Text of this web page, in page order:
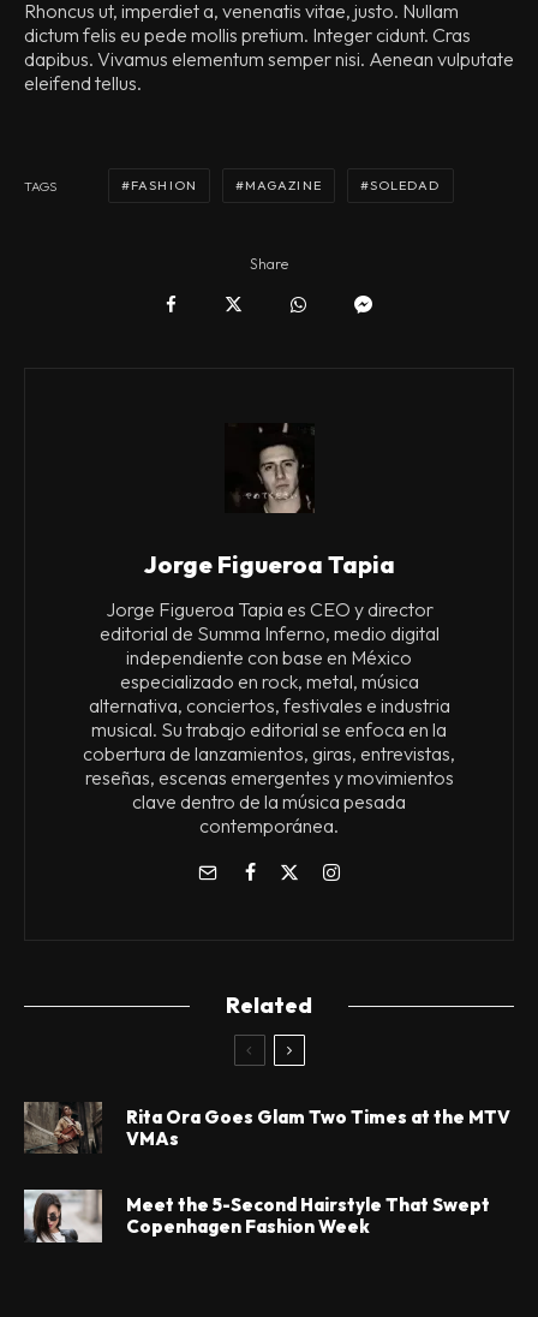
Rhoncus ut, imperdiet a, venenatis vitae, justo. Nullam
dictum felis eu pede mollis pretium. Integer cidunt. Cras
dapibus. Vivamus elementum semper nisi. Aenean vulputate
eleifend tellus.
TAGS FASHION MAGAZINE SOLEDAD
Share
Jorge Figueroa Tapia
Jorge Figueroa Tapia es CEO y director
editorial de Summa Inferno, medio digital
independiente con base en México
especializado en rock, metal, música
alternativa, conciertos, festivales e industria
musical. Su trabajo editorial se enfoca en la
cobertura de lanzamientos, giras, entrevistas,
reseñas, escenas emergentes y movimientos
clave dentro de la música pesada
contemporánea.
Related
Rita Ora Goes Glam Two Times at the MTV
VMAs
Meet the 5-Second Hairstyle That Swept
Copenhagen Fashion Week